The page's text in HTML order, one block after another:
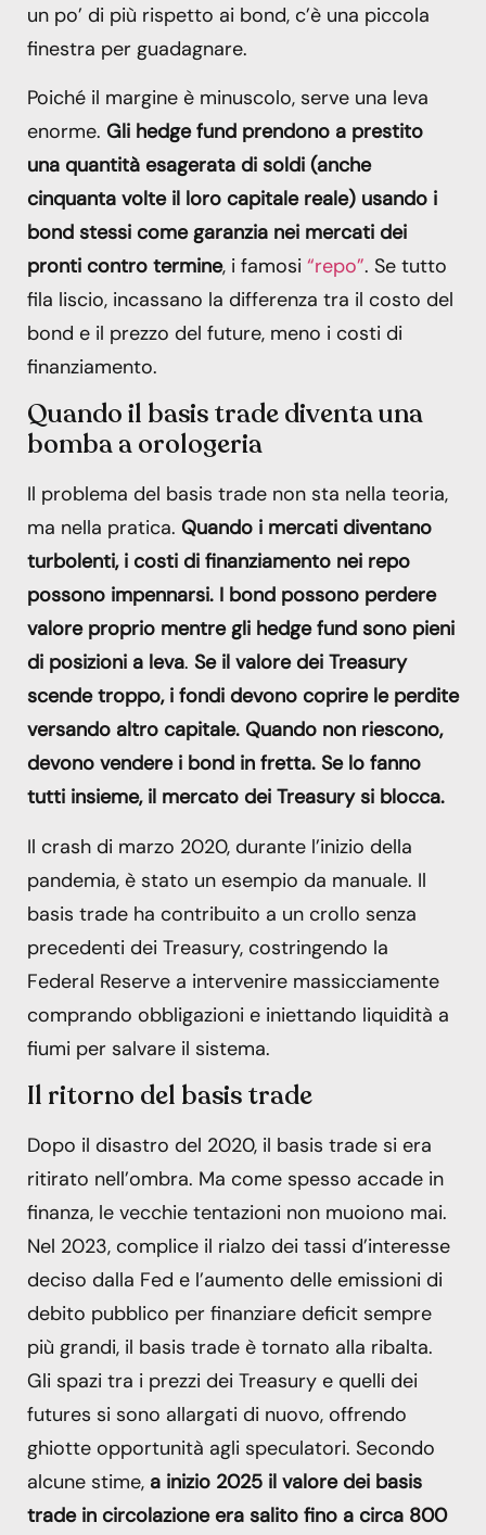
un po’ di più rispetto ai bond, c’è una piccola
finestra per guadagnare.
Poiché il margine è minuscolo, serve una leva
enorme. Gli hedge fund prendono a prestito
una quantità esagerata di soldi (anche
cinquanta volte il loro capitale reale) usando i
bond stessi come garanzia nei mercati dei
pronti contro termine, i famosi “repo”. Se tutto
fila liscio, incassano la differenza tra il costo del
bond e il prezzo del future, meno i costi di
finanziamento.
Quando il basis trade diventa una
bomba a orologeria
Il problema del basis trade non sta nella teoria,
ma nella pratica. Quando i mercati diventano
turbolenti, i costi di finanziamento nei repo
possono impennarsi. I bond possono perdere
valore proprio mentre gli hedge fund sono pieni
di posizioni a leva. Se il valore dei Treasury
scende troppo, i fondi devono coprire le perdite
versando altro capitale. Quando non riescono,
devono vendere i bond in fretta. Se lo fanno
tutti insieme, il mercato dei Treasury si blocca.
Il crash di marzo 2020, durante l’inizio della
pandemia, è stato un esempio da manuale. Il
basis trade ha contribuito a un crollo senza
precedenti dei Treasury, costringendo la
Federal Reserve a intervenire massicciamente
comprando obbligazioni e iniettando liquidità a
fiumi per salvare il sistema.
Il ritorno del basis trade
Dopo il disastro del 2020, il basis trade si era
ritirato nell’ombra. Ma come spesso accade in
finanza, le vecchie tentazioni non muoiono mai.
Nel 2023, complice il rialzo dei tassi d’interesse
deciso dalla Fed e l’aumento delle emissioni di
debito pubblico per finanziare deficit sempre
più grandi, il basis trade è tornato alla ribalta.
Gli spazi tra i prezzi dei Treasury e quelli dei
futures si sono allargati di nuovo, offrendo
ghiotte opportunità agli speculatori. Secondo
alcune stime, a inizio 2025 il valore dei basis
trade in circolazione era salito fino a circa 800